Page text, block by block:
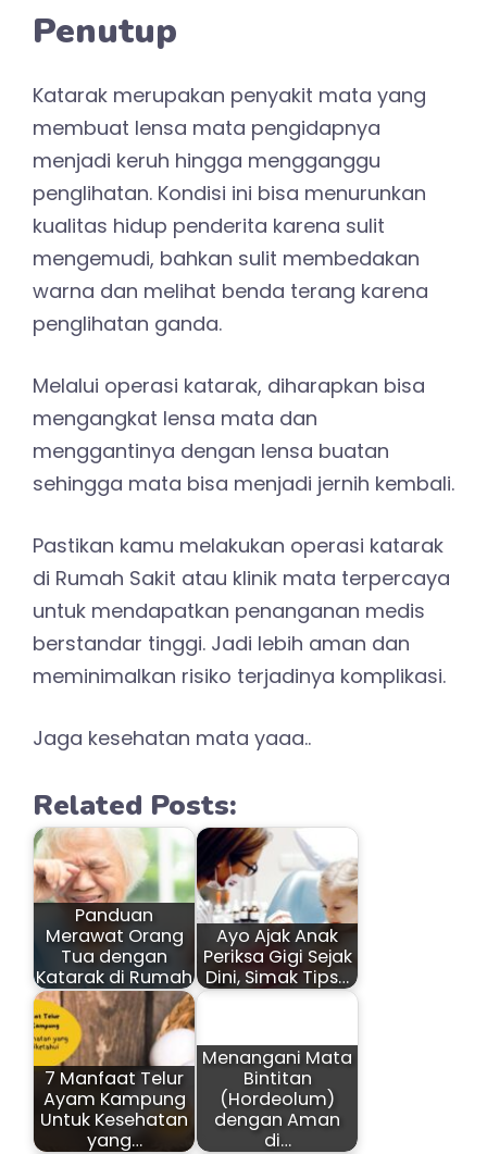
Penutup
Katarak merupakan penyakit mata yang
membuat lensa mata pengidapnya
menjadi keruh hingga mengganggu
penglihatan. Kondisi ini bisa menurunkan
kualitas hidup penderita karena sulit
mengemudi, bahkan sulit membedakan
warna dan melihat benda terang karena
penglihatan ganda.
Melalui operasi katarak, diharapkan bisa
mengangkat lensa mata dan
menggantinya dengan lensa buatan
sehingga mata bisa menjadi jernih kembali.
Pastikan kamu melakukan operasi katarak
di Rumah Sakit atau klinik mata terpercaya
untuk mendapatkan penanganan medis
berstandar tinggi. Jadi lebih aman dan
meminimalkan risiko terjadinya komplikasi.
Jaga kesehatan mata yaaa..
Related Posts:
Panduan
Merawat Orang
Tua dengan
Katarak di Rumah
Ayo Ajak Anak
Periksa Gigi Sejak
Dini, Simak Tips…
7 Manfaat Telur
Ayam Kampung
Untuk Kesehatan
yang…
Menangani Mata
Bintitan
(Hordeolum)
dengan Aman
di…